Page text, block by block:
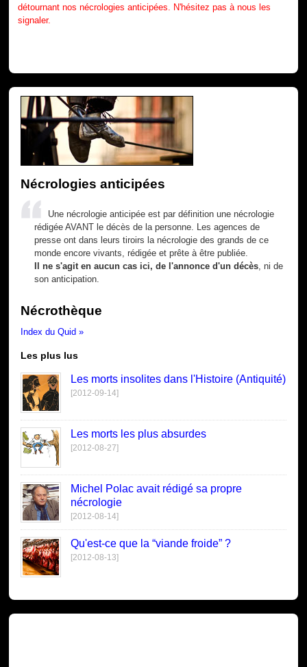
détournant nos nécrologies anticipées. N'hésitez pas à nous les
signaler.
Nécrologies anticipées
Une nécrologie anticipée est par définition une nécrologie
rédigée AVANT le décès de la personne. Les agences de
presse ont dans leurs tiroirs la nécrologie des grands de ce
monde encore vivants, rédigée et prête à être publiée.
Il ne s'agit en aucun cas ici, de l'annonce d'un décès , ni de
son anticipation.
Nécrothèque
Index du Quid »
Les plus lus
Les morts insolites dans l'Histoire (Antiquité)
[2012-09-14]
Les morts les plus absurdes
[2012-08-27]
Michel Polac avait rédigé sa propre
nécrologie
[2012-08-14]
Qu'est-ce que la “viande froide” ?
[2012-08-13]